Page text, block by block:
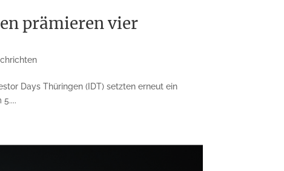
prämieren vier
Days Thüringen (IDT) setzten erneut ein